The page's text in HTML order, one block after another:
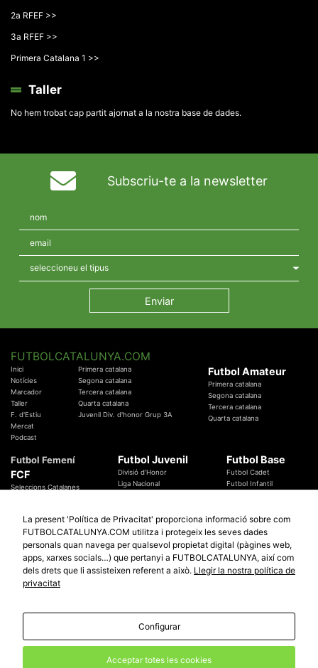
2a RFEF >>
3a RFEF >>
Primera Catalana 1 >>
Taller
No hem trobat cap partit ajornat a la nostra base de dades.
Subscriu-te a la newsletter
FUTBOLCATALUNYA.COM
Inici
Notícies
Marcador
Taller
F. d'Estiu
Mercat
Podcast
Primera catalana
Segona catalana
Tercera catalana
Quarta catalana
Juvenil Div. d'honor Grup 3A
Futbol Amateur
Primera catalana
Segona catalana
Tercera catalana
Quarta catalana
Futbol Femení
FCF
Seleccions Catalanes
Temes Federatius
Futbol Juvenil
Divisió d'Honor
Liga Nacional
Futbol Base
Futbol Cadet
Futbol Infantil
Futbol Catalunya
Promocions
Sortejos
Participació
Especials
Copa Catalunya Absoluta 2019
Copa del Rei 2019 - 2020
© 2010 - 2026FutbolCatalunya.com
redaccio@futbolcatalunya.com
La present 'Política de Privacitat' proporciona informació sobre com
FUTBOLCATALUNYA.COM utilitza i protegeix les seves dades
personals quan navega per qualsevol propietat digital (pàgines web,
apps, xarxes socials…) que pertanyi a FUTBOLCATALUNYA, així com
dels drets que li assisteixen referent a això. Llegir la nostra política de
privacitat
Configurar
Acceptar totes les cookies